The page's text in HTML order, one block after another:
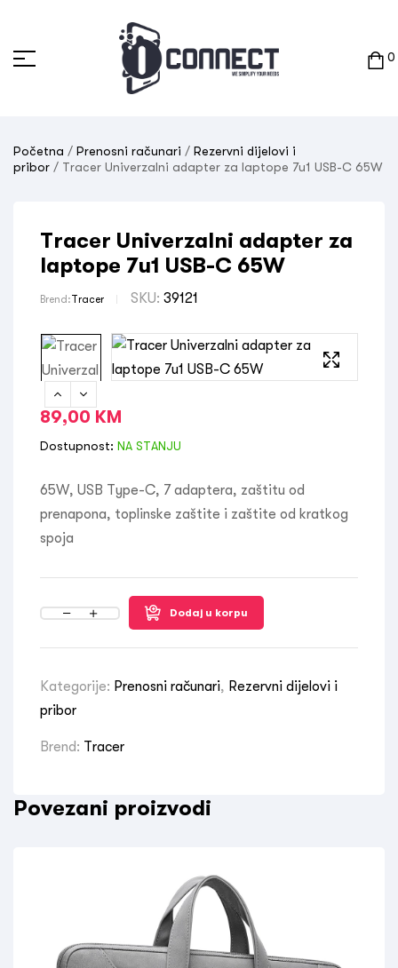
0
Početna / Prenosni računari / Rezervni dijelovi i
pribor / Tracer Univerzalni adapter za laptope 7u1 USB-C 65W
Tracer Univerzalni adapter za
laptope 7u1 USB-C 65W
Brend:Tracer SKU: 39121
89,00 KM
Dostupnost: NA STANJU
65W, USB Type-C, 7 adaptera, zaštitu od
prenapona, toplinske zaštite i zaštite od kratkog
spoja
Dodaj u korpu
Kategorije: Prenosni računari, Rezervni dijelovi i
pribor
Brend: Tracer
Povezani proizvodi